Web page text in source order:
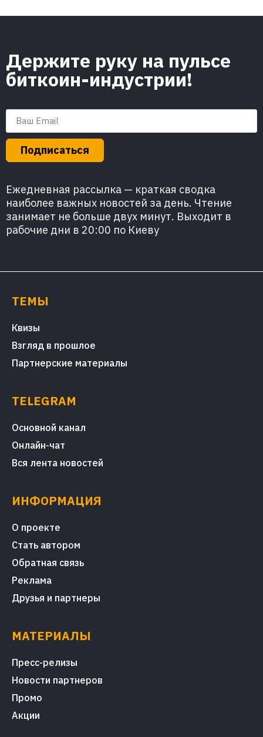
Держите руку на пульсе
биткоин-индустрии!
Подписаться
Ежедневная рассылка — краткая сводка
наиболее важных новостей за день. Чтение
занимает не больше двух минут. Выходит в
рабочие дни в 20:00 по Киеву
ТЕМЫ
Квизы
Взгляд в прошлое
Партнерские материалы
TELEGRAM
Основной канал
Онлайн-чат
Вся лента новостей
ИНФОРМАЦИЯ
О проекте
Стать автором
Обратная связь
Реклама
Друзья и партнеры
МАТЕРИАЛЫ
Пресс-релизы
Новости партнеров
Промо
Акции